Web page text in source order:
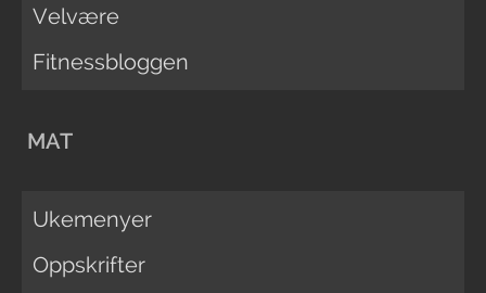
Velvære
Fitnessbloggen
MAT
Ukemenyer
Oppskrifter